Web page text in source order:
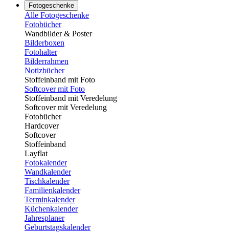
Fotogeschenke
Alle Fotogeschenke
Fotobücher
Wandbilder & Poster
Bilderboxen
Fotohalter
Bilderrahmen
Notizbücher
Stoffeinband mit Foto
Softcover mit Foto
Stoffeinband mit Veredelung
Softcover mit Veredelung
Fotobücher
Hardcover
Softcover
Stoffeinband
Layflat
Fotokalender
Wandkalender
Tischkalender
Familienkalender
Terminkalender
Küchenkalender
Jahresplaner
Geburtstagskalender